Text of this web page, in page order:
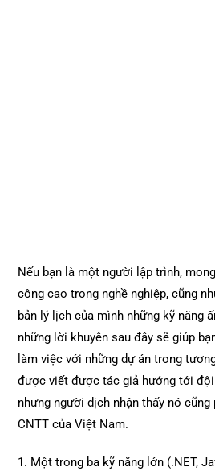
Nếu bạn là một người lập trình,
công cao trong nghề nghiệp, cũng
bản lý lịch của mình những kỹ năng
những lời khuyên sau đây sẽ giúp
làm việc với những dự án trong
được viết được tác giả hướng tới
nhưng người dịch nhận thấy nó
CNTT của Việt Nam.
1. Một trong ba kỹ năng lớn (.NET,